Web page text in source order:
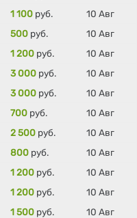
1 100 руб.
10 Авг
500 руб.
10 Авг
1 200 руб.
10 Авг
3 000 руб.
10 Авг
3 000 руб.
10 Авг
700 руб.
10 Авг
2 500 руб.
10 Авг
800 руб.
10 Авг
1 200 руб.
10 Авг
1 200 руб.
10 Авг
1 500 руб.
10 Авг